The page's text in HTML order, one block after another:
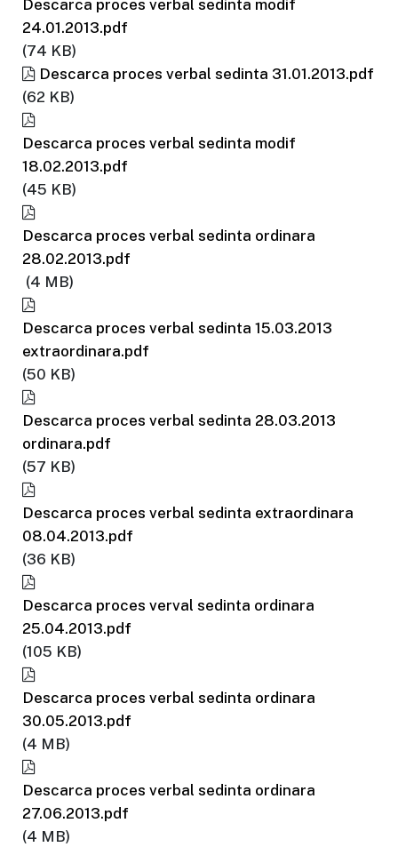
Descarca proces verbal sedinta modif
24.01.2013.pdf
(74 KB)
Descarca proces verbal sedinta 31.01.2013.pdf
(62 KB)
Descarca proces verbal sedinta modif
18.02.2013.pdf
(45 KB)
Descarca proces verbal sedinta ordinara
28.02.2013.pdf
(4 MB)
Descarca proces verbal sedinta 15.03.2013
extraordinara.pdf
(50 KB)
Descarca proces verbal sedinta 28.03.2013
ordinara.pdf
(57 KB)
Descarca proces verbal sedinta extraordinara
08.04.2013.pdf
(36 KB)
Descarca proces verval sedinta ordinara
25.04.2013.pdf
(105 KB)
Descarca proces verbal sedinta ordinara
30.05.2013.pdf
(4 MB)
Descarca proces verbal sedinta ordinara
27.06.2013.pdf
(4 MB)